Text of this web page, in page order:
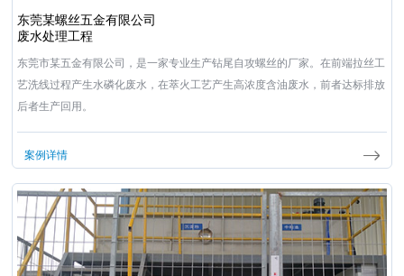
东莞某螺丝五金有限公司
废水处理工程
东莞市某五金有限公司，是一家专业生产钻尾自攻螺丝的厂家。在前端拉丝工
艺洗线过程产生水磷化废水，在萃火工艺产生高浓度含油废水，前者达标排放
后者生产回用。
案例详情